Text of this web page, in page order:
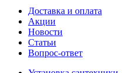
Доставка и оплата
Акции
Новости
Статьи
Вопрос-ответ